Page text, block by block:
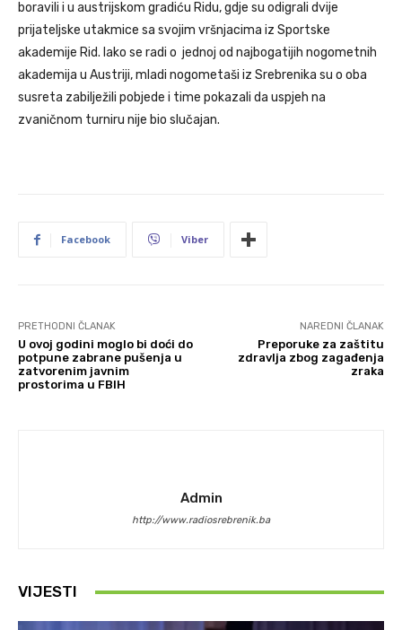
boravili i u austrijskom gradiću Ridu, gdje su odigrali dvije
prijateljske utakmice sa svojim vršnjacima iz Sportske
akademije Rid. Iako se radi o jednoj od najbogatijih nogometnih
akademija u Austriji, mladi nogometaši iz Srebrenika su o oba
susreta zabilježili pobjede i time pokazali da uspjeh na
zvaničnom turniru nije bio slučajan.
Facebook Viber
PRETHODNI ČLANAK
U ovoj godini moglo bi doći do
potpune zabrane pušenja u
zatvorenim javnim
prostorima u FBIH
NAREDNI ČLANAK
Preporuke za zaštitu
zdravlja zbog zagađenja
zraka
Admin
http://www.radiosrebrenik.ba
VIJESTI